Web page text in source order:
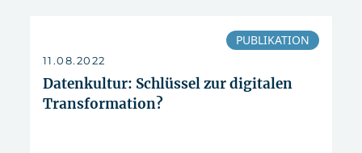
PUBLIKATION
11.08.2022
Datenkultur: Schlüssel zur digitalen
Transformation?